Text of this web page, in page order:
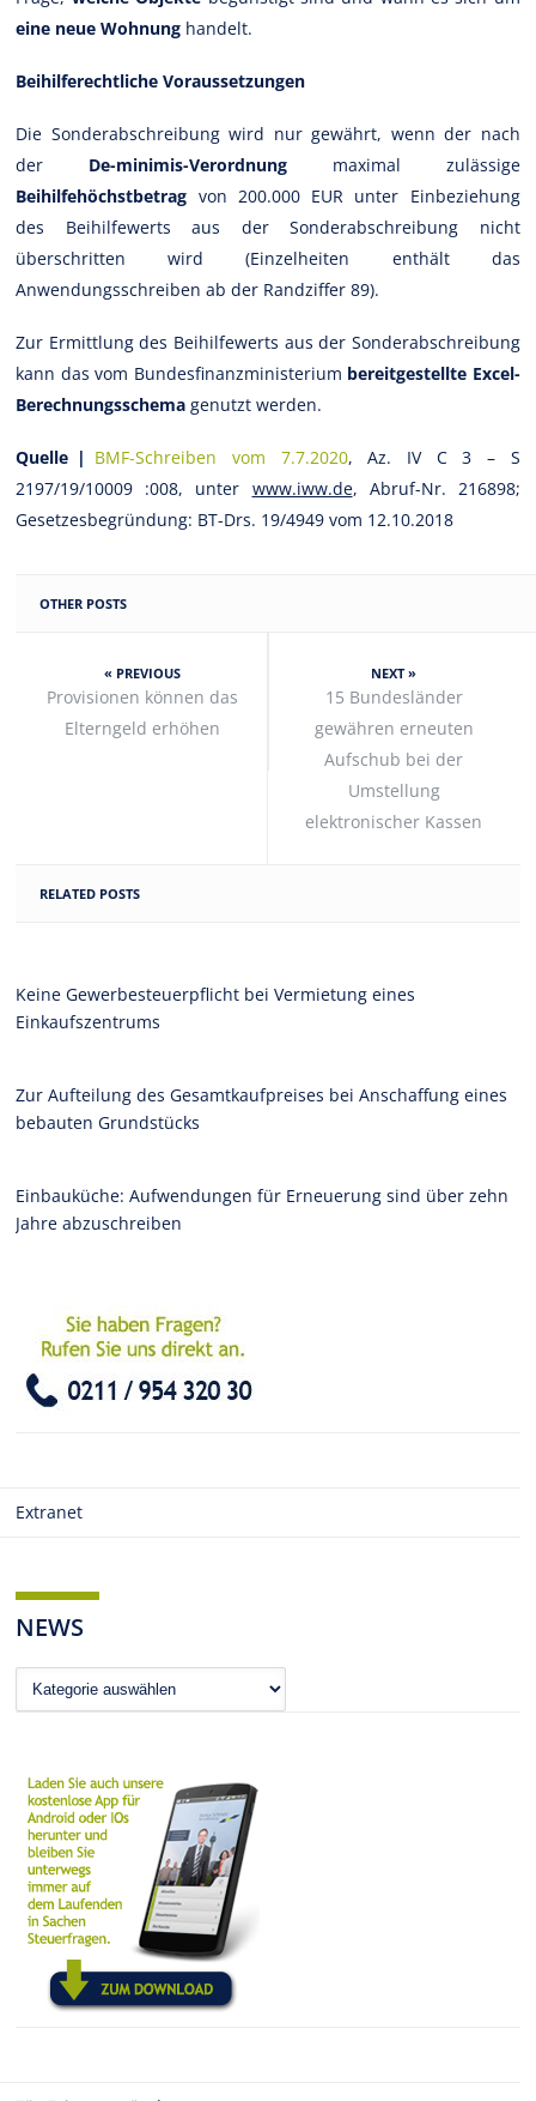
eine neue Wohnung handelt.
Beihilferechtliche Voraussetzungen
Die Sonderabschreibung wird nur gewährt, wenn der nach
der De-minimis-Verordnung maximal zulässige
Beihilfehöchstbetrag von 200.000 EUR unter Einbeziehung
des Beihilfewerts aus der Sonderabschreibung nicht
überschritten wird (Einzelheiten enthält das
Anwendungsschreiben ab der Randziffer 89).
Zur Ermittlung des Beihilfewerts aus der Sonderabschreibung
kann das vom Bundesfinanzministerium bereitgestellte Excel-
Berechnungsschema genutzt werden.
Quelle | BMF-Schreiben vom 7.7.2020, Az. IV C 3 – S
2197/19/10009 :008, unter www.iww.de, Abruf-Nr. 216898;
Gesetzesbegründung: BT-Drs. 19/4949 vom 12.10.2018
OTHER POSTS
« PREVIOUS
Provisionen können das
Elterngeld erhöhen
NEXT »
15 Bundesländer
gewähren erneuten
Aufschub bei der
Umstellung
elektronischer Kassen
RELATED POSTS
Keine Gewerbesteuerpflicht bei Vermietung eines
Einkaufszentrums
Zur Aufteilung des Gesamtkaufpreises bei Anschaffung eines
bebauten Grundstücks
Einbauküche: Aufwendungen für Erneuerung sind über zehn
Jahre abzuschreiben
Extranet
NEWS
News